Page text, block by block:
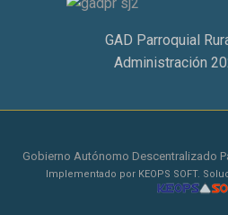
GAD Parroquial
Administración
Gobierno Autónomo Descentralizado
Implementado por KEOPS SOFT.